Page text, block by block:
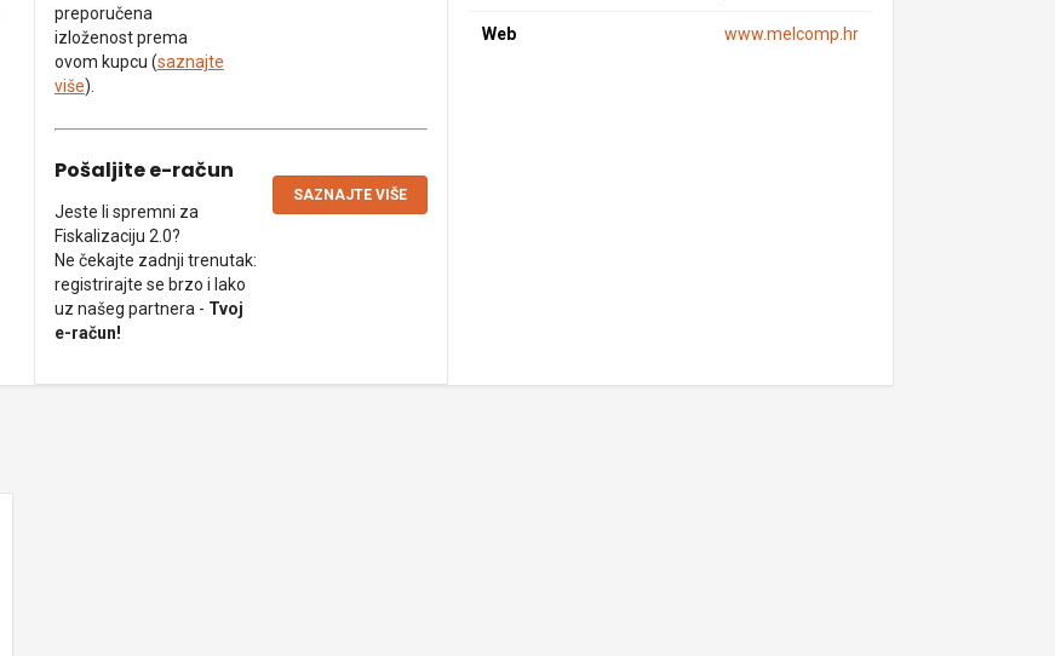
preporučena
izloženost prema
ovom kupcu (saznajte
više).
Pošaljite e-račun
Jeste li spremni za
Fiskalizaciju 2.0?
Ne čekajte zadnji trenutak:
registrirajte se brzo i lako
uz našeg partnera - Tvoj
e-račun!
SAZNAJTE VIŠE
Web www.melcomp.hr